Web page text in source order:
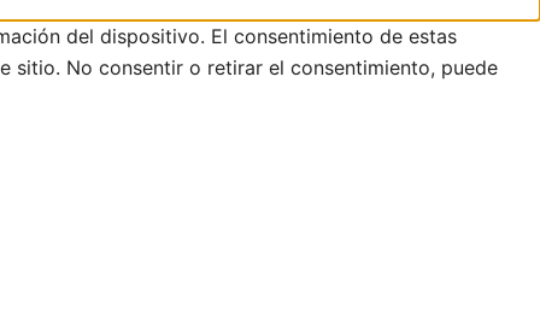
del dispositivo. El consentimiento de estas
sitio. No consentir o retirar el consentimiento, puede